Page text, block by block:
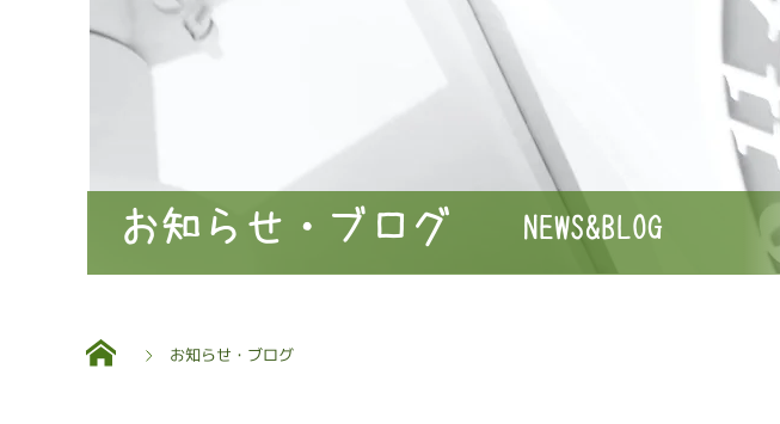
NEWS&BLOG
お知らせ・ブログ
お知らせ・ブログ